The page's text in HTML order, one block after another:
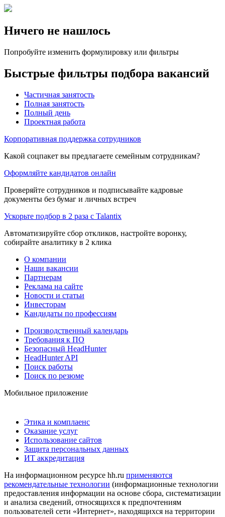
Ничего не нашлось
Попробуйте изменить формулировку или фильтры
Быстрые фильтры подбора вакансий
Частичная занятость
Полная занятость
Полный день
Проектная работа
Корпоративная поддержка сотрудников
Какой соцпакет вы предлагаете семейным сотрудникам?
Оформляйте кандидатов онлайн
Проверяйте сотрудников и подписывайте кадровые
документы без бумаг и личных встреч
Ускорьте подбор в 2 раза с Talantix
Автоматизируйте сбор откликов, настройте воронку,
собирайте аналитику в 2 клика
О компании
Наши вакансии
Партнерам
Реклама на сайте
Новости и статьи
Инвесторам
Кандидаты по профессиям
Производственный календарь
Требования к ПО
Безопасный HeadHunter
HeadHunter API
Поиск работы
Поиск по резюме
Мобильное приложение
Этика и комплаенс
Оказание услуг
Использование сайтов
Защита персональных данных
ИТ аккредитация
На информационном ресурсе hh.ru применяются
рекомендательные технологии (информационные технологии
предоставления информации на основе сбора, систематизации
и анализа сведений, относящихся к предпочтениям
пользователей сети «Интернет», находящихся на территории